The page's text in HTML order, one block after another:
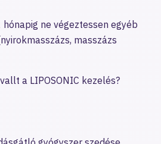
ne végeztessen egyéb
masszázs
a LIPOSONIC kezelés?